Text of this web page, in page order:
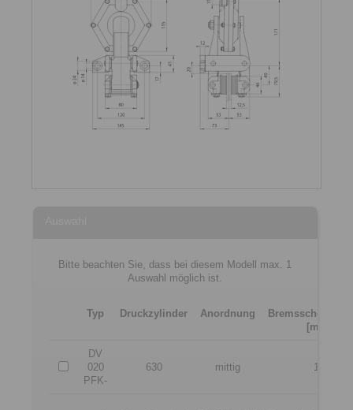
Bitte beachten Sie, dass bei diesem Modell max. 1
Auswahl möglich ist.
Typ Druckzylinder Anordnung
[mm]
DV
020
PFK-
630 mittig 12